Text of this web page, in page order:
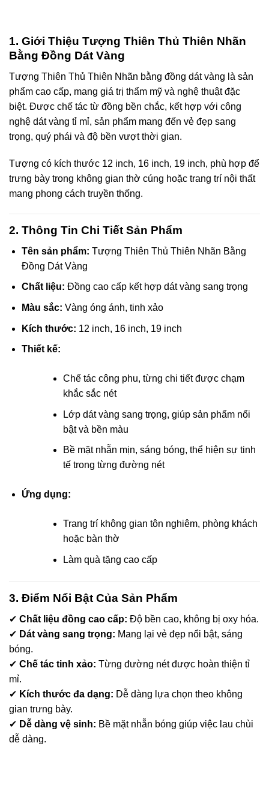
panel
satın al
Panel
oku
panel
panel
panel
panel
panel
panel
panel
panel
panel
1. Giới Thiệu Tượng Thiên Thủ Thiên Nhãn
Bằng Đồng Dát Vàng
Tượng Thiên Thủ Thiên Nhãn bằng đồng dát vàng là sản
phẩm cao cấp, mang giá trị thẩm mỹ và nghệ thuật đặc
biệt. Được chế tác từ đồng bền chắc, kết hợp với công
nghệ dát vàng tỉ mỉ, sản phẩm mang đến vẻ đẹp sang
trọng, quý phái và độ bền vượt thời gian.
Tượng có kích thước 12 inch, 16 inch, 19 inch, phù hợp để
trưng bày trong không gian thờ cúng hoặc trang trí nội thất
mang phong cách truyền thống.
2. Thông Tin Chi Tiết Sản Phẩm
Tên sản phẩm: Tượng Thiên Thủ Thiên Nhãn Bằng
Đồng Dát Vàng
Chất liệu: Đồng cao cấp kết hợp dát vàng sang trọng
Màu sắc: Vàng óng ánh, tinh xảo
Kích thước: 12 inch, 16 inch, 19 inch
Thiết kế:
Chế tác công phu, từng chi tiết được chạm
khắc sắc nét
Lớp dát vàng sang trọng, giúp sản phẩm nổi
bật và bền màu
Bề mặt nhẵn mịn, sáng bóng, thể hiện sự tinh
tế trong từng đường nét
Ứng dụng:
Trang trí không gian tôn nghiêm, phòng khách
hoặc bàn thờ
Làm quà tặng cao cấp
3. Điểm Nổi Bật Của Sản Phẩm
✔ Chất liệu đồng cao cấp: Độ bền cao, không bị oxy hóa.
✔ Dát vàng sang trọng: Mang lại vẻ đẹp nổi bật, sáng
bóng.
✔ Chế tác tinh xảo: Từng đường nét được hoàn thiện tỉ
mỉ.
✔ Kích thước đa dạng: Dễ dàng lựa chọn theo không
gian trưng bày.
✔ Dễ dàng vệ sinh: Bề mặt nhẵn bóng giúp việc lau chùi
dễ dàng.